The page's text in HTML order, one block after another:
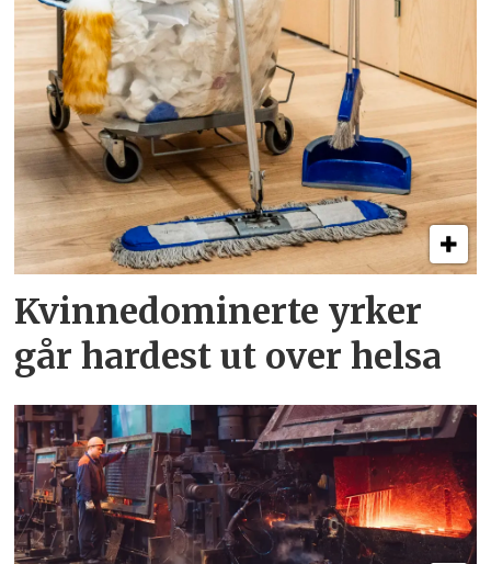
Kvinnedominerte yrker
går hardest ut over helsa